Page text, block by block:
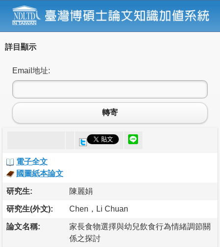
詳目顯示
Email地址:
轉寄
電子全文
國圖紙本論文
研究生: 陳麗娟
研究生(外文): Chen，Li Chuan
論文名稱:
家長食物選擇與幼兒飲食行為情緒調節關
係之探討